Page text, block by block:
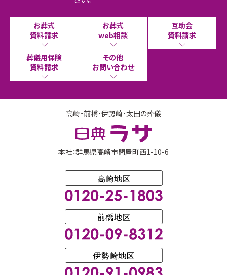
お葬式
資料請求
お葬式
web相談
互助会
資料請求
葬儀用保険
資料請求
その他
お問い合わせ
高崎・前橋・伊勢崎・太田の葬儀
本社：群馬県高崎市問屋町西1-10-6